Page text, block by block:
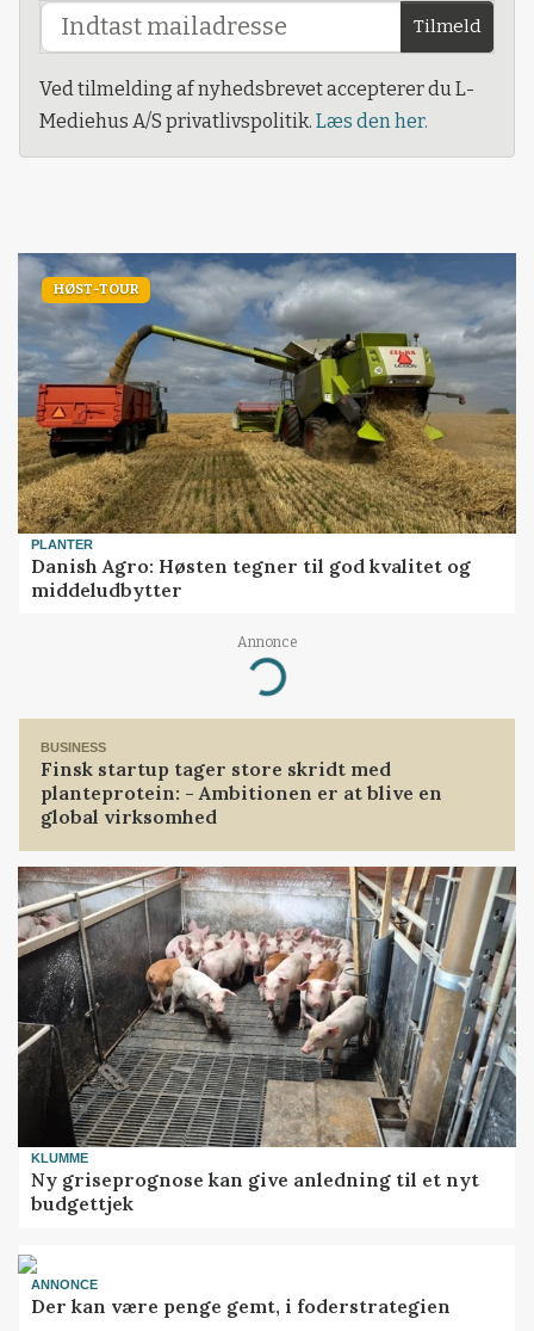
Tilmeld
Ved tilmelding af nyhedsbrevet accepterer du L-
Mediehus A/S privatlivspolitik. Læs den her.
HØST-TOUR
PLANTER
Danish Agro: Høsten tegner til god kvalitet og
middeludbytter
Annonce
Loading...
BUSINESS
Finsk startup tager store skridt med
planteprotein: - Ambitionen er at blive en
global virksomhed
KLUMME
Ny griseprognose kan give anledning til et nyt
budgettjek
ANNONCE
Der kan være penge gemt, i foderstrategien